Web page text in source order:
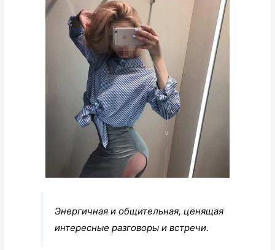
Энергичная и общительная, ценящая
интересные разговоры и встречи.